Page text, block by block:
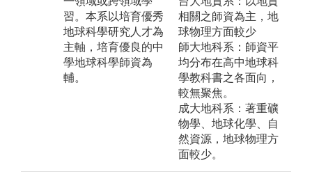
習。本系以培育優秀
地球科學研究人才為
主軸，培育優良的中
學地球科學師資為
輔。
相關之師資為主，地
球物理方面較少
師大地科系：師資平
均分布在高中地球科
學教科書之各面向，
較無聚焦。
成大地科系：著重礦
物學、地球化學、自
然資源，地球物理方
面較少。